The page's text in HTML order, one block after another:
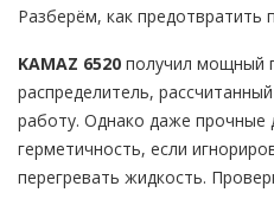
Разберём, как предотвратить
KAMAZ 6520 получил мощный
распределитель,
работу. Однако даже прочные
герметичность, если
перегревать жидкость.